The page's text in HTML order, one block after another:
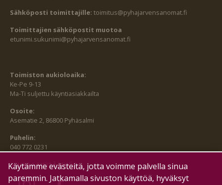
Sähköposti toimittajille: toimitus@pyhajarvensanomat.fi
Toimittajien sähköpostit muotoa
etunimi.sukunimi@pyhajarvensanomat.fi
Toimiston aukioloaika:
Ke-Pe 9-13
Ma-Ti suljettu käyntiasiakkailta
Osoite:
Asematie 2, 86800 Pyhäsalmi
Puhelin:
040 772 0231
SEURAA MEITÄ MYÖS:
Käytämme evästeitä, jotta voimme palvella sinua
paremmin. Jatkamalla sivuston käyttöä, hyväksyt